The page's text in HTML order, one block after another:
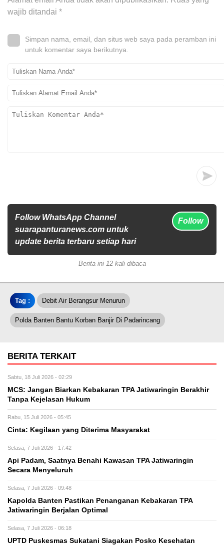
wajib ditandai *
Simpan nama, email, dan situs web saya pada peramban ini
untuk komentar saya berikutnya.
Follow WhatsApp Channel
suarapanturanews.com untuk
update berita terbaru setiap hari
Follow
Berita ini 12 kali dibaca
Tag : Debit Air Berangsur Menurun
Polda Banten Bantu Korban Banjir Di Padarincang
BERITA TERKAIT
Sabtu, 18 Juli 2026 - 02:29
MCS: Jangan Biarkan Kebakaran TPA Jatiwaringin Berakhir
Tanpa Kejelasan Hukum
Rabu, 15 Juli 2026 - 05:45
Cinta: Kegilaan yang Diterima Masyarakat
Selasa, 7 Juli 2026 - 17:42
Api Padam, Saatnya Benahi Kawasan TPA Jatiwaringin
Secara Menyeluruh
Selasa, 7 Juli 2026 - 09:48
Kapolda Banten Pastikan Penanganan Kebakaran TPA
Jatiwaringin Berjalan Optimal
Selasa, 7 Juli 2026 - 06:18
UPTD Puskesmas Sukatani Siagakan Posko Kesehatan